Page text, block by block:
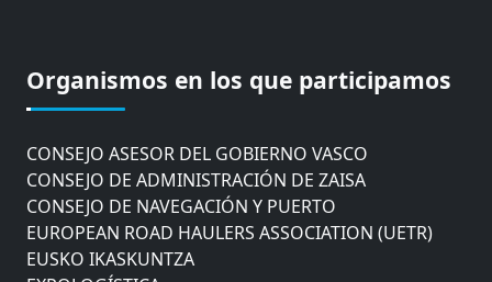
Organismos en los que participamos
COMISIÓN ASESORA DE MOVILIDAD DEL
AYUNTAMIENTO DE DONOSTIA
CONSEJO ASESOR DEL GOBIERNO VASCO
CONSEJO DE ADMINISTRACIÓN DE ZAISA
CONSEJO DE NAVEGACIÓN Y PUERTO
EUROPEAN ROAD HAULERS ASSOCIATION (UETR)
EUSKO IKASKUNTZA